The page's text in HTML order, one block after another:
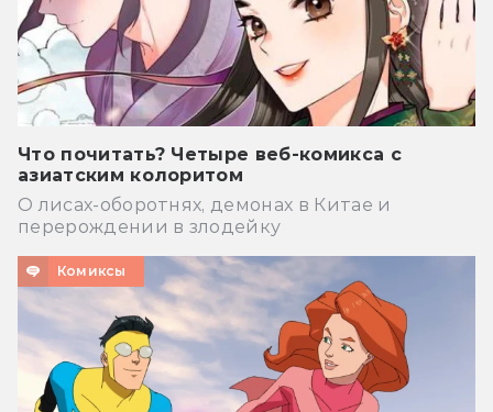
Что почитать? Четыре веб-комикса с
азиатским колоритом
О лисах-оборотнях, демонах в Китае и
перерождении в злодейку
Комиксы